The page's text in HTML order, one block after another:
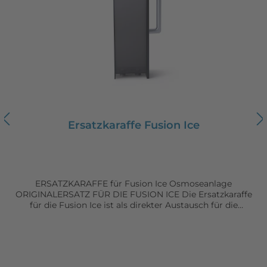
WECHSEL OHNE WERKZEUG Der Filter ist für einen
GEEIGNET FÜR WASSER UND EIS Der 6-in-1 Filter
versorgt die kompatiblen Fusion-Modelle zuverlässig mit
Fusion Stream Fusion Ice Nicht geeignet für: Fusion ProErsatzkaraffe Fusion Ice
ERSATZKARAFFE für Fusion Ice Osmoseanlage
ORIGINALERSATZ FÜR DIE FUSION ICE Die Ersatzkaraffe
für die Fusion Ice ist als direkter Austausch für die